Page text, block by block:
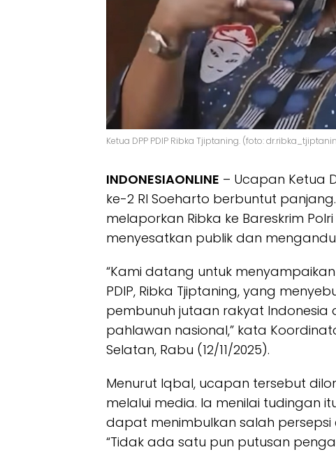
Ketua DPP PDIP Ribka Tjiptaning. (foto:
INDONESIAONLINE – Ucapan Ketua
ke-2 RI Soeharto berbuntut
melaporkan Ribka ke Bareskrim
menyesatkan publik dan
“Kami datang untuk
PDIP, Ribka Tjiptaning, yang
pembunuh jutaan rakyat
pahlawan nasional,” kata
Selatan, Rabu (12/11/2025).
Menurut Iqbal, ucapan tersebut
melalui media. Ia menilai tudingan
dapat menimbulkan salah persepsi
“Tidak ada satu pun putusan